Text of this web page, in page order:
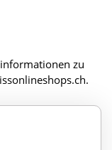
zu